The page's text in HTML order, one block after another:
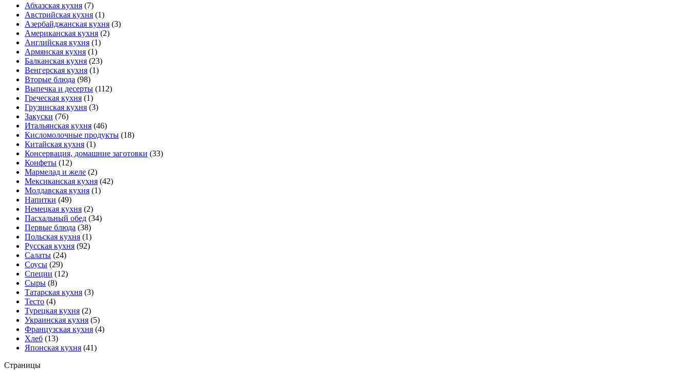
Абхазская кухня (7)
Австрийская кухня (1)
Азербайджанская кухня (3)
Американская кухня (2)
Английская кухня (1)
Армянская кухня (1)
Балканская кухня (23)
Венгерская кухня (1)
Вторые блюда (98)
Выпечка и десерты (112)
Греческая кухня (1)
Грузинская кухня (3)
Закуски (76)
Итальянская кухня (46)
Кисломолочные продукты (18)
Китайская кухня (1)
Консервация, домашние заготовки (33)
Конфеты (12)
Мармелад и желе (2)
Мексиканская кухня (42)
Молдавская кухня (1)
Напитки (49)
Немецкая кухня (2)
Пасхальный обед (34)
Первые блюда (38)
Польская кухня (1)
Русская кухня (92)
Салаты (24)
Соусы (29)
Специи (12)
Сыры (8)
Татарская кухня (3)
Тесто (4)
Турецкая кухня (2)
Украинская кухня (5)
Французская кухня (4)
Хлеб (13)
Японская кухня (41)
Страницы